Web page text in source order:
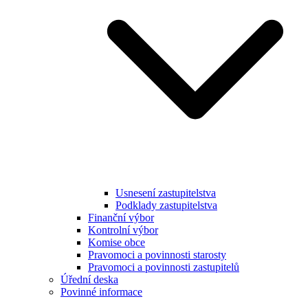
Usnesení zastupitelstva
Podklady zastupitelstva
Finanční výbor
Kontrolní výbor
Komise obce
Pravomoci a povinnosti starosty
Pravomoci a povinnosti zastupitelů
Úřední deska
Povinné informace